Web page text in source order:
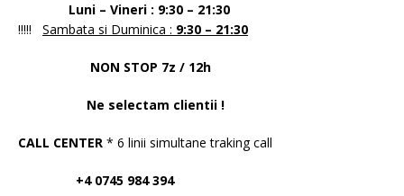
Luni – Vineri : 9:30 – 21:30
!!!!! Sambata si Duminica : 9:30 – 21:30
NON STOP 7z / 12h
Ne selectam clientii !
CALL CENTER * 6 linii simultane traking call
+4 0745 984 394